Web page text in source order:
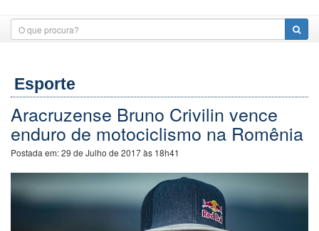
Esporte
Aracruzense Bruno Crivilin vence
enduro de motociclismo na Romênia
Postada em:29 de Julho de 2017 às 18h41